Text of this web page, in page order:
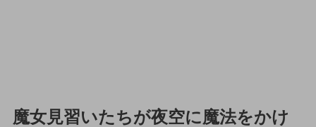
魔女見習いたちが夜空に魔法をかけ